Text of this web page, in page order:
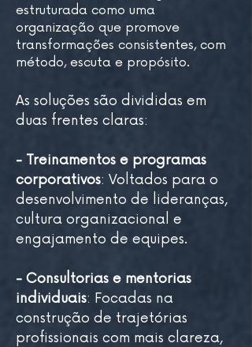
estruturada como uma
organização que promove
transformações consistentes, com
método, escuta e propósito.
As soluções são divididas em
duas frentes claras:
- Treinamentos e programas
corporativos: Voltados para o
desenvolvimento de lideranças,
cultura organizacional e
engajamento de equipes.
- Consultorias e mentorias
individuais: Focadas na
construção de trajetórias
profissionais com mais clareza,